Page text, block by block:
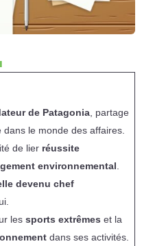
de Patagonia, partage
le monde des affaires.
de lier réussite
environnemental.
devenu chef
les sports extrêmes et la
dans ses activités.